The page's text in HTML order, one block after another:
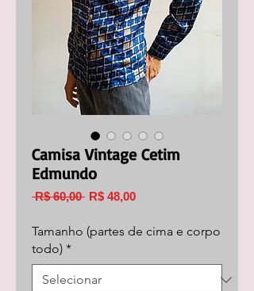
Camisa Vintage Cetim
Edmundo
R$ 60,00 Preço
R$ 48,00Preço
Tamanho (partes de cima e corpo
todo) *